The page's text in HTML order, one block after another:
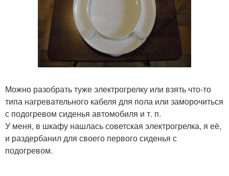
Можно разобрать туже электрогрелку или взять что-то
типа нагревательного кабеля для пола или заморочиться
с подогревом сиденья автомобиля и т. п.
У меня, в шкафу нашлась советская электрогрелка, я её,
и раздербанил для своего первого сиденья с
подогревом.